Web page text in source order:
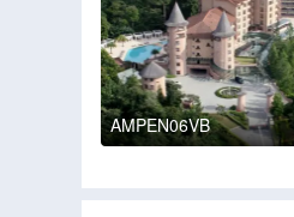
AMPEN06VB